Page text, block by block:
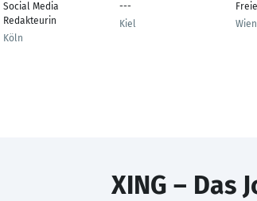
Social Media
Redakteurin
Köln
---
Kiel
Wien
XING – Das